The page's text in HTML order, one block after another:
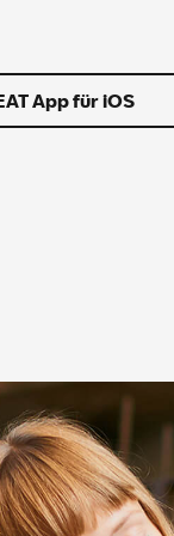
App für iOS